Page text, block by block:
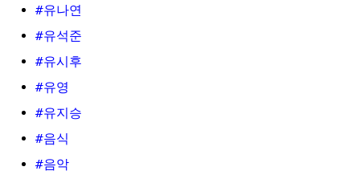
#유나연
#유석준
#유시후
#유영
#유지승
#음식
#음악